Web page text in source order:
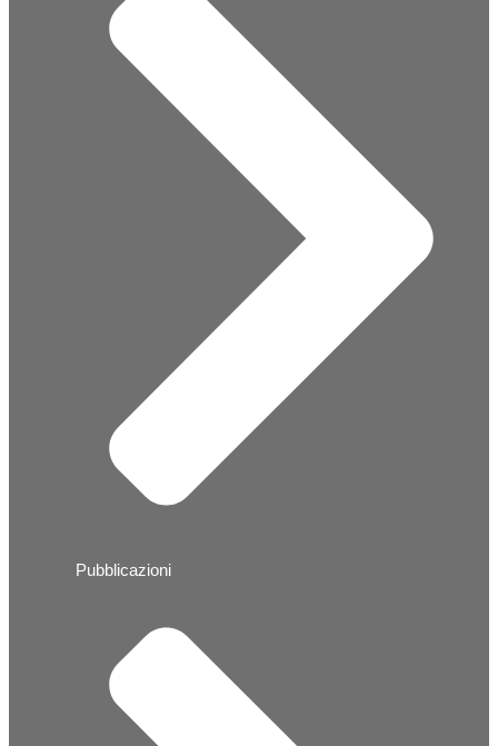
Pubblicazioni